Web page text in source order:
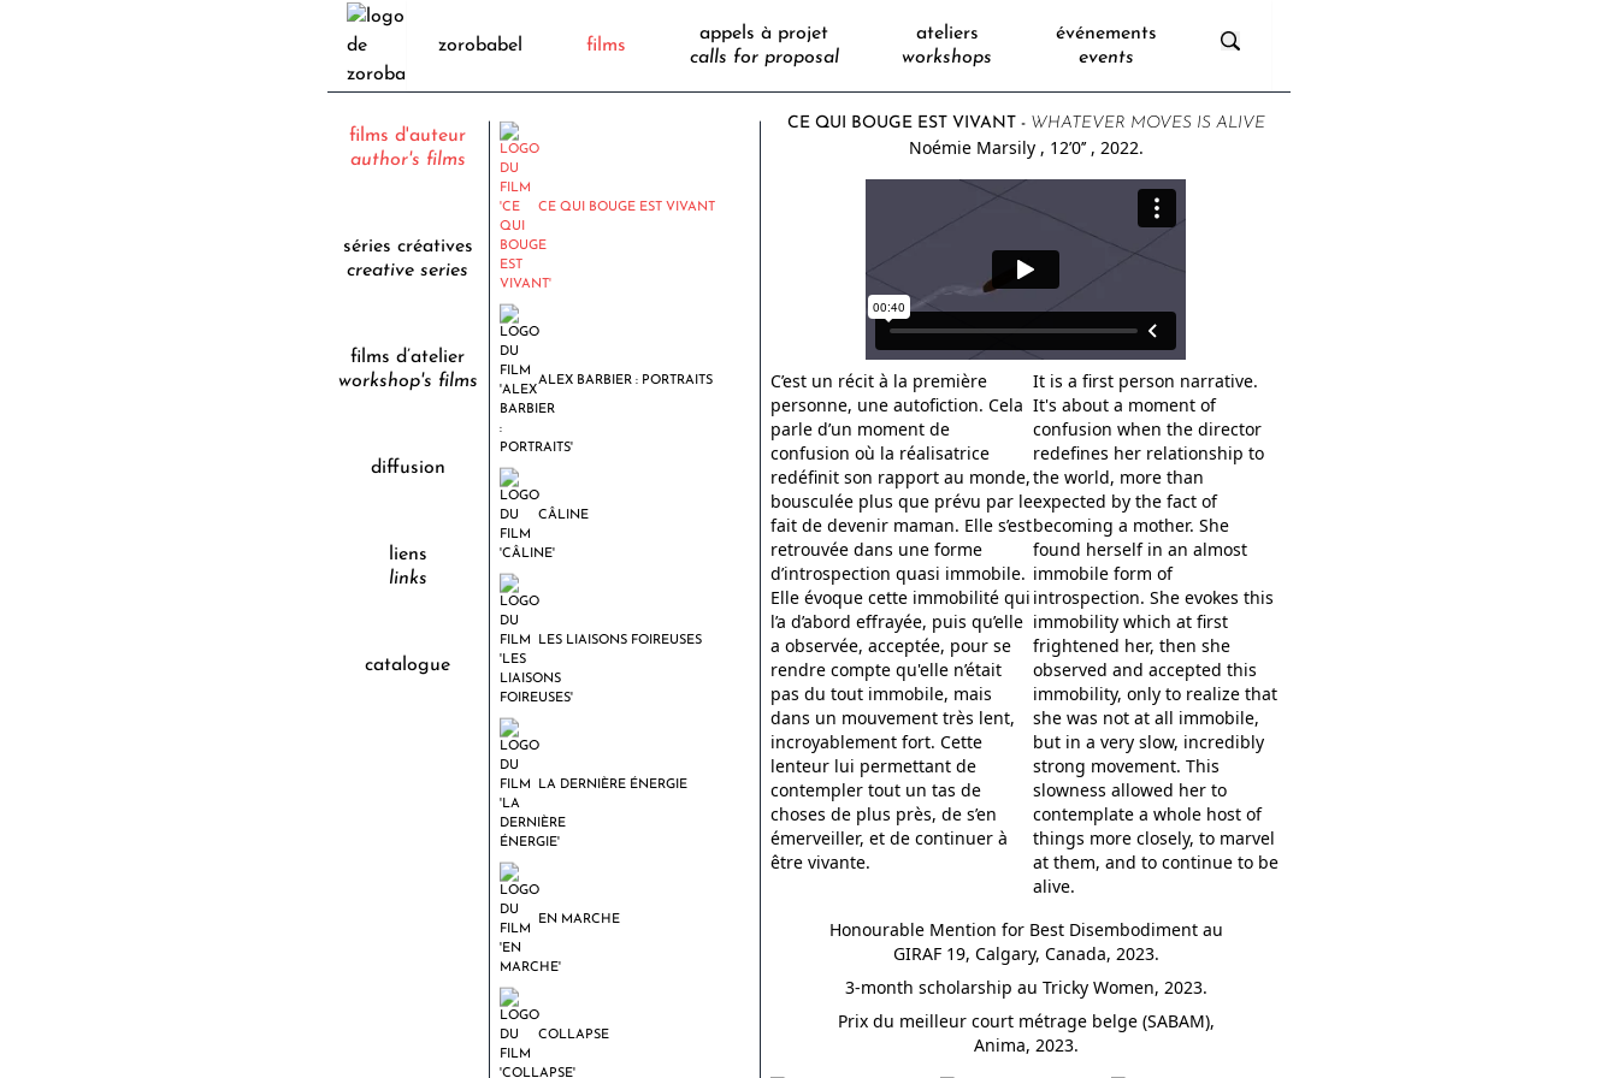
zorobabel films
appels à projet
calls for proposal
ateliers
workshops
événements
events
films d'auteur
author's films
séries créatives
creative series
films d’atelier
workshop's films
diffusion
liens
links
catalogue
LE CHANT DU CACHALOT
CE QUI BOUGE EST VIVANT
ALEX BARBIER : PORTRAITS
CÂLINE
LES LIAISONS FOIREUSES
LA DERNIÈRE ÉNERGIE
EN MARCHE
COLLAPSE
CE QUI BOUGE EST VIVANT - WHATEVER MOVES IS ALIVE
Noémie Marsily , 12’0’’ , 2022.
C’est un récit à la première
personne, une autofiction. Cela
parle d’un moment de
confusion où la réalisatrice
redéfinit son rapport au monde,
bousculée plus que prévu par le
fait de devenir maman. Elle s’est
retrouvée dans une forme
d’introspection quasi immobile.
Elle évoque cette immobilité qui
l’a d’abord effrayée, puis qu’elle
a observée, acceptée, pour se
rendre compte qu'elle n’était
pas du tout immobile, mais
dans un mouvement très lent,
incroyablement fort. Cette
lenteur lui permettant de
contempler tout un tas de
choses de plus près, de s’en
émerveiller, et de continuer à
être vivante.
It is a first person narrative.
It's about a moment of
confusion when the director
redefines her relationship to
the world, more than
expected by the fact of
becoming a mother. She
found herself in an almost
immobile form of
introspection. She evokes this
immobility which at first
frightened her, then she
observed and accepted this
immobility, only to realize that
she was not at all immobile,
but in a very slow, incredibly
strong movement. This
slowness allowed her to
contemplate a whole host of
things more closely, to marvel
at them, and to continue to be
alive.
Honourable Mention for Best Disembodiment au
GIRAF 19, Calgary, Canada, 2023.
3-month scholarship au Tricky Women, 2023.
Prix du meilleur court métrage belge (SABAM),
Anima, 2023.